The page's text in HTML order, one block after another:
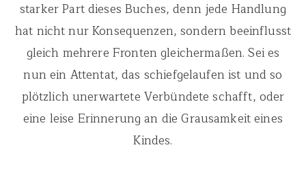
starker Part dieses Buches, denn jede Handlung
hat nicht nur Konsequenzen, sondern beeinflusst
gleich mehrere Fronten gleichermaßen. Sei es
nun ein Attentat, das schiefgelaufen ist und so
plötzlich unerwartete Verbündete schafft, oder
eine leise Erinnerung an die Grausamkeit eines
Kindes.